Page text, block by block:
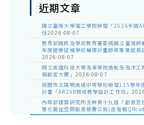
近期文章
國立臺南大學理工學院辦理「2026全國
份2026-08-07
教育部國民及學前教育署委請國立臺灣
年度健康促進學校輔導計畫師資專業成長
2026-08-07
國立高雄科技大學海事學院造船及海洋
模創客大賽」 2026-08-07
桃園市立陽明高級中等學校辦理115學年
計畫「AR2VR跨域教學設計工作坊」
內政部建築研究所主辦第十九屆「創意
慧化居住空間創意競賽公告(含海報